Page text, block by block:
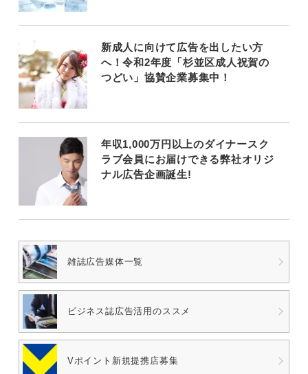
新成人に向けて広告を出したい方
へ！令和2年度「杉並区成人祝賀の
つどい」協賛企業募集中！
年収1,000万円以上のダイナースク
ラブ会員にお届けできる弊社オリジ
ナル広告企画誕生!
雑誌広告媒体一覧
ビジネス誌広告活用のススメ
Vポイント 新規提携店募集